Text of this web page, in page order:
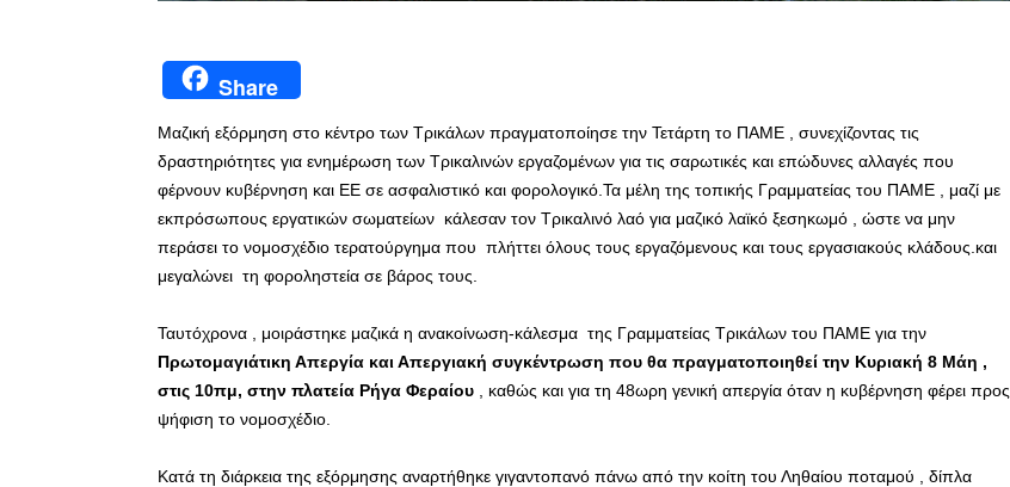
Share
Μαζική εξόρμηση στο κέντρο των Τρικάλων πραγματοποίησε την Τετάρτη το ΠΑΜΕ , συνεχίζοντας τις
δραστηριότητες για ενημέρωση των Τρικαλινών εργαζομένων για τις σαρωτικές και επώδυνες αλλαγές που
φέρνουν κυβέρνηση και ΕΕ σε ασφαλιστικό και φορολογικό.Τα μέλη της τοπικής Γραμματείας του ΠΑΜΕ , μαζί με
εκπρόσωπους εργατικών σωματείων κάλεσαν τον Τρικαλινό λαό για μαζικό λαϊκό ξεσηκωμό , ώστε να μην
περάσει το νομοσχέδιο τερατούργημα που πλήττει όλους τους εργαζόμενους και τους εργασιακούς κλάδους.και
μεγαλώνει τη φοροληστεία σε βάρος τους.
Ταυτόχρονα , μοιράστηκε μαζικά η ανακοίνωση-κάλεσμα της Γραμματείας Τρικάλων του ΠΑΜΕ για την
Πρωτομαγιάτικη Απεργία και Απεργιακή συγκέντρωση που θα πραγματοποιηθεί την Κυριακή 8 Μάη ,
στις 10πμ, στην πλατεία Ρήγα Φεραίου , καθώς και για τη 48ωρη γενική απεργία όταν η κυβέρνηση φέρει προς
ψήφιση το νομοσχέδιο.
Κατά τη διάρκεια της εξόρμησης αναρτήθηκε γιγαντοπανό πάνω από την κοίτη του Ληθαίου ποταμού , δίπλα